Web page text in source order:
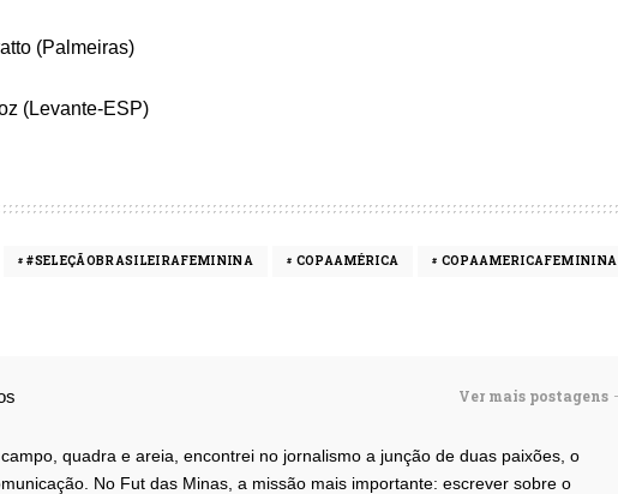
(Palmeiras)
(Levante-ESP)
#SELEÇÃOBRASILEIRAFEMININA COPAAMÉRICA COPAAMERICAFEMININA
Ver mais postagens
quadra e areia, encontrei no jornalismo a junção de duas paixões, o
No Fut das Minas, a missão mais importante: escrever sobre o